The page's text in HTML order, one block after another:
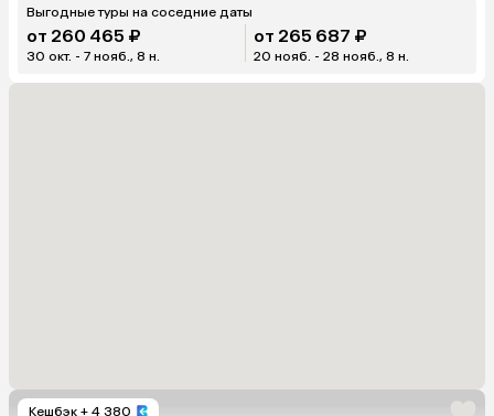
Выгодные туры на соседние даты
от 260 465 ₽
30 окт. - 7 нояб., 8 н.
от 265 687 ₽
20 нояб. - 28 нояб., 8 н.
Кешбэк + 4 380